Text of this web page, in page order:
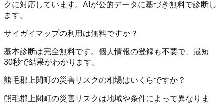
クに対応しています。AIが公的データに基づき無料で診断し
ます。
サイガイマップの利用は無料ですか？
基本診断は完全無料です。個人情報の登録も不要で、最短
30秒で結果がわかります。
熊毛郡上関町の災害リスクの相場はいくらですか？
熊毛郡上関町の災害リスクは地域や条件によって異なりま